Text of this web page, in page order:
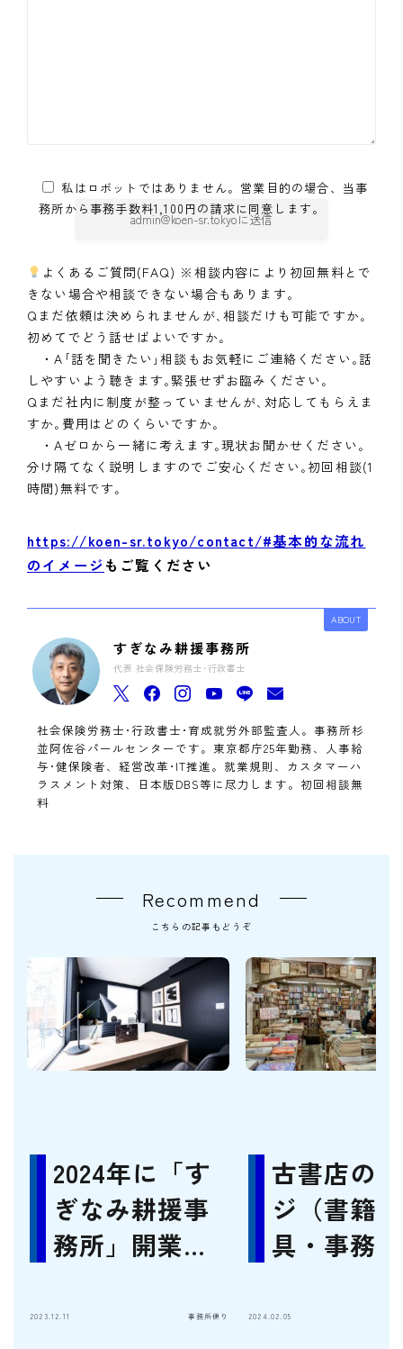
私はロボットではありません。営業目的の場合、当事
務所から事務手数料1,100円の請求に同意します。
よくあるご質問(FAQ) ※相談内容により初回無料とで
きない場合や相談できない場合もあります｡
Qまだ依頼は決められませんが､相談だけも可能ですか｡
初めてでどう話せばよいですか｡
・A｢話を聞きたい｣相談もお気軽にご連絡ください｡話
しやすいよう聴きます｡緊張せずお臨みください｡
Qまだ社内に制度が整っていませんが､対応してもらえま
すか｡費用はどのくらいですか｡
・Aゼロから一緒に考えます｡現状お聞かせください｡
分け隔てなく説明しますのでご安心ください｡初回相談(1
時間)無料です｡
https://koen-sr.tokyo/contact/#基本的な流れ
のイメージ もご覧ください
ABOUT
すぎなみ耕援事務所
代表 社会保険労務士･行政書士
社会保険労務士･行政書士･育成就労外部監査人。事務所杉
並阿佐谷パールセンターです。東京都庁25年勤務、人事給
与･健保険者、経営改革･IT推進。就業規則、カスタマーハ
ラスメント対策、日本版DBS等に尽力します。初回相談無
料
Recommend
こちらの記事もどうぞ
2024年に「す
ぎなみ耕援事
務所」開業の
めております
2023.12.11 事務所便り
古書店の
ジ（書籍
具・事務機
業法に基
2024.02.05